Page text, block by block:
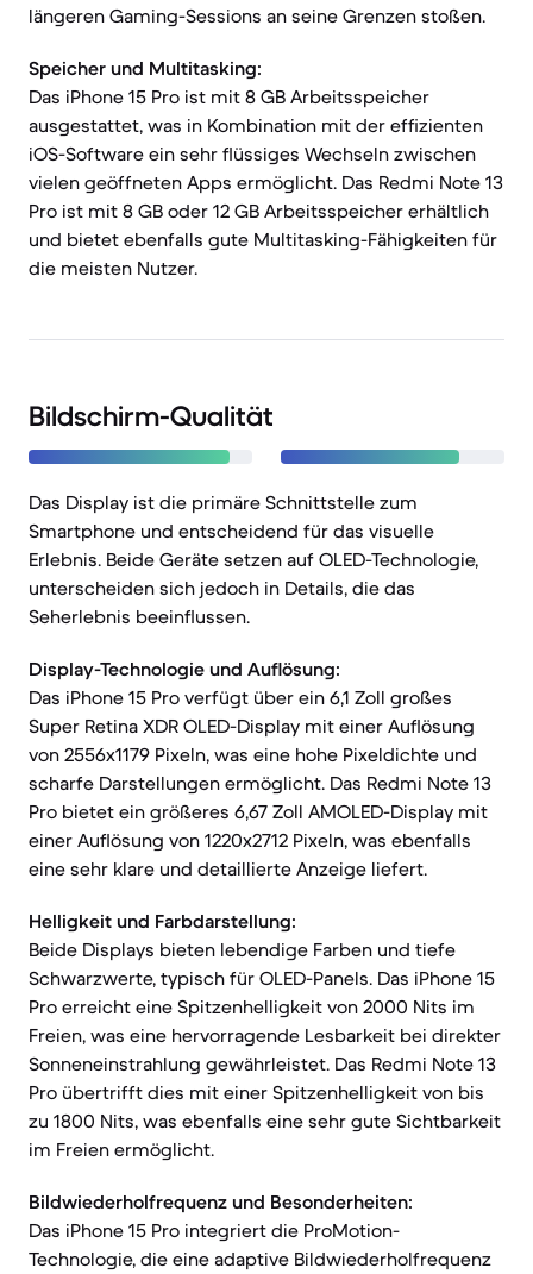
längeren Gaming-Sessions an seine Grenzen stoßen.
Speicher und Multitasking:
Das iPhone 15 Pro ist mit 8 GB Arbeitsspeicher
ausgestattet, was in Kombination mit der effizienten
iOS-Software ein sehr flüssiges Wechseln zwischen
vielen geöffneten Apps ermöglicht. Das Redmi Note 13
Pro ist mit 8 GB oder 12 GB Arbeitsspeicher erhältlich
und bietet ebenfalls gute Multitasking-Fähigkeiten für
die meisten Nutzer.
Bildschirm-Qualität
Das Display ist die primäre Schnittstelle zum
Smartphone und entscheidend für das visuelle
Erlebnis. Beide Geräte setzen auf OLED-Technologie,
unterscheiden sich jedoch in Details, die das
Seherlebnis beeinflussen.
Display-Technologie und Auflösung:
Das iPhone 15 Pro verfügt über ein 6,1 Zoll großes
Super Retina XDR OLED-Display mit einer Auflösung
von 2556x1179 Pixeln, was eine hohe Pixeldichte und
scharfe Darstellungen ermöglicht. Das Redmi Note 13
Pro bietet ein größeres 6,67 Zoll AMOLED-Display mit
einer Auflösung von 1220x2712 Pixeln, was ebenfalls
eine sehr klare und detaillierte Anzeige liefert.
Helligkeit und Farbdarstellung:
Beide Displays bieten lebendige Farben und tiefe
Schwarzwerte, typisch für OLED-Panels. Das iPhone 15
Pro erreicht eine Spitzenhelligkeit von 2000 Nits im
Freien, was eine hervorragende Lesbarkeit bei direkter
Sonneneinstrahlung gewährleistet. Das Redmi Note 13
Pro übertrifft dies mit einer Spitzenhelligkeit von bis
zu 1800 Nits, was ebenfalls eine sehr gute Sichtbarkeit
im Freien ermöglicht.
Bildwiederholfrequenz und Besonderheiten:
Das iPhone 15 Pro integriert die ProMotion-
Technologie, die eine adaptive Bildwiederholfrequenz